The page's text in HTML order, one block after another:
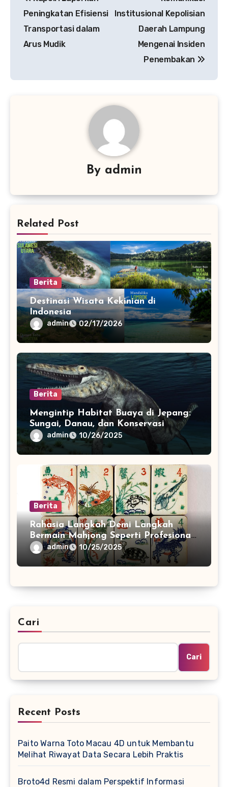
pos
Peningkatan Efisiensi
Transportasi dalam
Arus Mudik
Institusional Kepolisian
Daerah Lampung
Mengenai Insiden
Penembakan
By admin
Related Post
Berita
Destinasi Wisata Kekinian di
Indonesia
admin 02/17/2026
Berita
Mengintip Habitat Buaya di Jepang:
Sungai, Danau, dan Konservasi
admin 10/26/2025
Berita
Rahasia Langkah Demi Langkah
Bermain Mahjong Seperti Profesional
Chinaadmin 10/25/2025
Cari
Cari
Recent Posts
Paito Warna Toto Macau 4D untuk Membantu
Melihat Riwayat Data Secara Lebih Praktis
Broto4d Resmi dalam Perspektif Informasi